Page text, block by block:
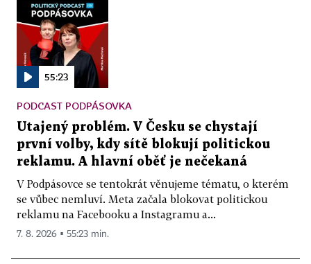
55:23
PODCAST PODPÁSOVKA
Utajený problém. V Česku se chystají
první volby, kdy sítě blokují politickou
reklamu. A hlavní oběť je nečekaná
V Podpásovce se tentokrát věnujeme tématu, o kterém
se vůbec nemluví. Meta začala blokovat politickou
reklamu na Facebooku a Instagramu a...
7. 8. 2026 ▪ 55:23 min.